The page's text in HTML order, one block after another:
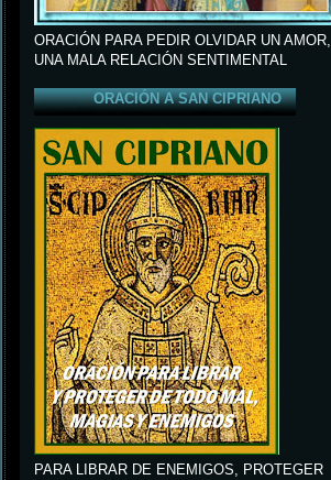
ORACIÓN PARA PEDIR OLVIDAR UN AMOR,
UNA MALA RELACIÓN SENTIMENTAL
ORACIÓN A SAN CIPRIANO
PARA LIBRAR DE ENEMIGOS, PROTEGER